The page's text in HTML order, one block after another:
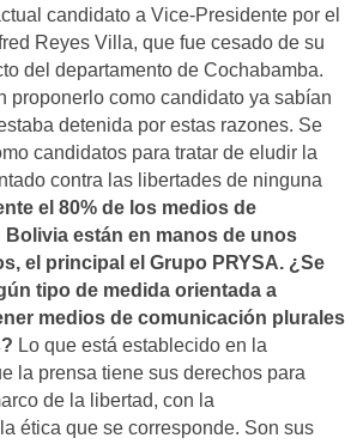
candidato a Vice-Presidente por el
Reyes Villa, que fue cesado de su
del departamento de Cochabamba.
proponerlo como candidato ya sabían
detenida por estas razones. Se
candidatos para tratar de eludir la
contra las libertades de ninguna
el 80% de los medios de
están en manos de unos
el principal el Grupo PRYSA. ¿Se
tipo de medida orientada a
medios de comunicación plurales
Lo que está establecido en la
la prensa tiene sus derechos para
de la libertad, con la
ética que se corresponde. Son sus